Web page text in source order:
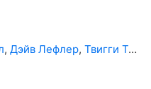
, Дэйв Лефлер, Твигги Таллант